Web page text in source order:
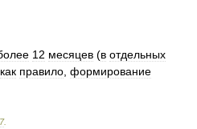
12 месяцев (в отдельных
как правило формирование
.